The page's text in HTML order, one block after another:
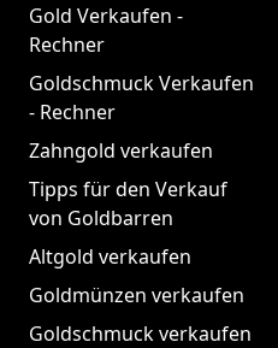
Gold Verkaufen -
Rechner
Goldschmuck Verkaufen
- Rechner
Zahngold verkaufen
Tipps für den Verkauf
von Goldbarren
Altgold verkaufen
Goldmünzen verkaufen
Goldschmuck verkaufen